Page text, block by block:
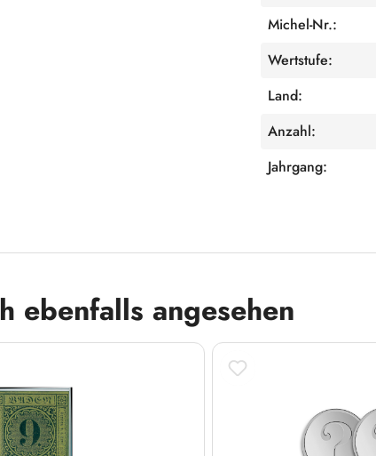
Michel-Nr.:
Wertstufe:
Land:
Anzahl:
Jahrgang:
ebenfalls angesehen